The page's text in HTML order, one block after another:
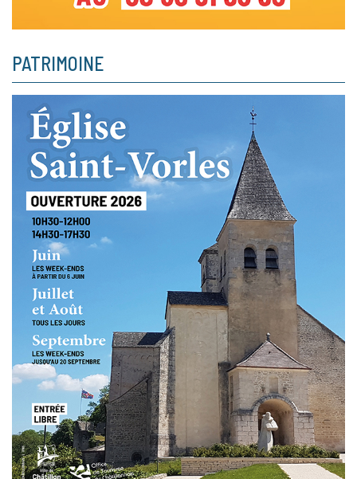
PATRIMOINE